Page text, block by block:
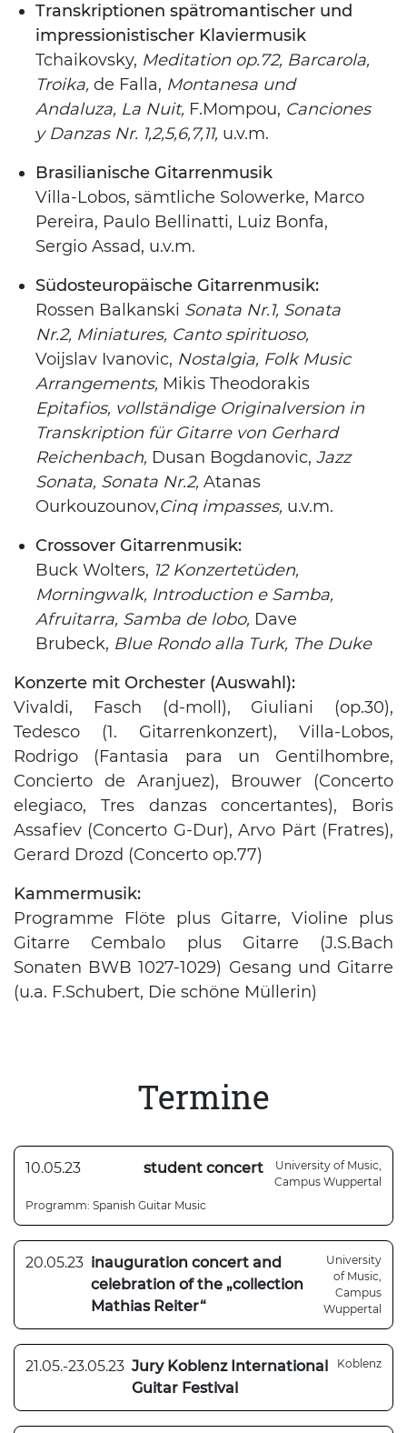
Transkriptionen spätromantischer und
impressionistischer Klaviermusik
Tchaikovsky, Meditation op.72, Barcarola,
Troika, de Falla, Montanesa und
Andaluza, La Nuit, F.Mompou, Canciones
y Danzas Nr. 1,2,5,6,7,11, u.v.m.
Brasilianische Gitarrenmusik
Villa-Lobos, sämtliche Solowerke, Marco
Pereira, Paulo Bellinatti, Luiz Bonfa,
Sergio Assad, u.v.m.
Südosteuropäische Gitarrenmusik:
Rossen Balkanski Sonata Nr.1, Sonata
Nr.2, Miniatures, Canto spirituoso,
Voijslav Ivanovic, Nostalgia, Folk Music
Arrangements, Mikis Theodorakis
Epitafios, vollständige Originalversion in
Transkription für Gitarre von Gerhard
Reichenbach, Dusan Bogdanovic, Jazz
Sonata, Sonata Nr.2, Atanas
Ourkouzounov,Cinq impasses, u.v.m.
Crossover Gitarrenmusik:
Buck Wolters, 12 Konzertetüden,
Morningwalk, Introduction e Samba,
Afruitarra, Samba de lobo, Dave
Brubeck, Blue Rondo alla Turk, The Duke
Konzerte mit Orchester (Auswahl):
Vivaldi, Fasch (d-moll), Giuliani (op.30),
Tedesco (1. Gitarrenkonzert), Villa-Lobos,
Rodrigo (Fantasia para un Gentilhombre,
Concierto de Aranjuez), Brouwer (Concerto
elegiaco, Tres danzas concertantes), Boris
Assafiev (Concerto G-Dur), Arvo Pärt (Fratres),
Gerard Drozd (Concerto op.77)
Kammermusik:
Programme Flöte plus Gitarre, Violine plus
Gitarre Cembalo plus Gitarre (J.S.Bach
Sonaten BWB 1027-1029) Gesang und Gitarre
(u.a. F.Schubert, Die schöne Müllerin)
Termine
10.05.23 student concert
University of Music,
Campus Wuppertal
Programm: Spanish Guitar Music
20.05.23 inauguration concert and
celebration of the „collection
Mathias Reiter“
University
of Music,
Campus
Wuppertal
21.05.-23.05.23 Jury Koblenz International
Guitar Festival
Koblenz